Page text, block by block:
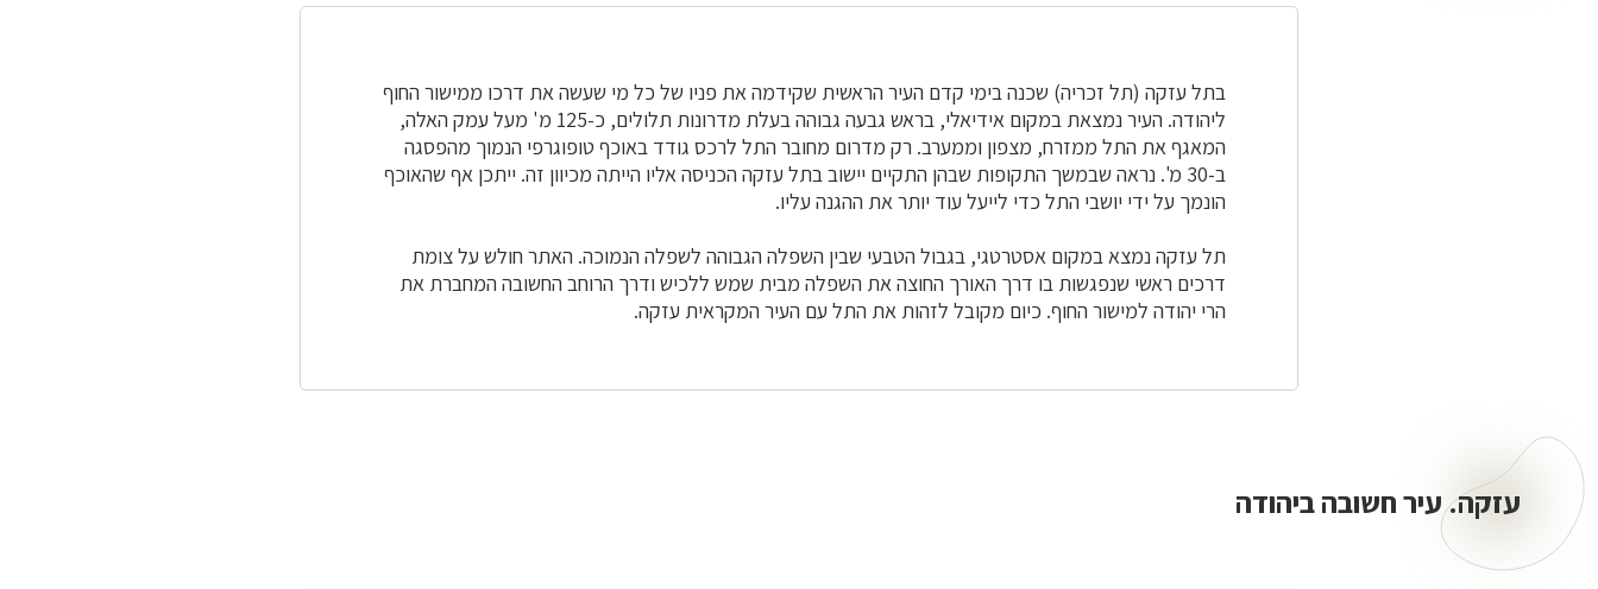
בתל עזקה (תל זכריה) שכנה בימי קדם העיר הראשית שקידמה את פניו של כל מי שעשה את דרכו ממישור החוף
ליהודה. העיר נמצאת במקום אידיאלי, בראש גבעה גבוהה בעלת מדרונות תלולים, כ-125 מ' מעל עמק האלה,
המאגף את התל ממזרח, מצפון וממערב. רק מדרום מחובר התל לרכס גודד באוכף טופוגרפי הנמוך מהפסגה
ב-30 מ'. נראה שבמשך התקופות שבהן התקיים יישוב בתל עזקה הכניסה אליו הייתה מכיוון זה. ייתכן אף שהאוכף
הונמך על ידי יושבי התל כדי לייעל עוד יותר את ההגנה עליו.
תל עזקה נמצא במקום אסטרטגי, בגבול הטבעי שבין השפלה הגבוהה לשפלה הנמוכה. האתר חולש על צומת
דרכים ראשי שנפגשות בו דרך האורך החוצה את השפלה מבית שמש ללכיש ודרך הרוחב החשובה המחברת את
הרי יהודה למישור החוף. כיום מקובל לזהות את התל עם העיר המקראית עזקה.
עיר
חשובה
עזקה. עיר חשובה ביהודה